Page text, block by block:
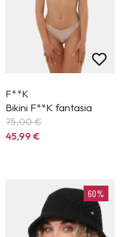
F**K
Bikini F**K fantasia
75,00 €
45,99€
60%